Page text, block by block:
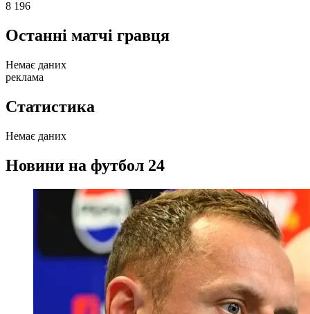
8 196
Останні матчі гравця
Немає даних
реклама
Статистика
Немає даних
Новини на футбол 24